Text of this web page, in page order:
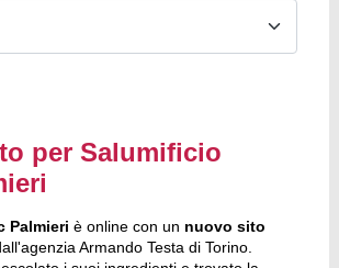
per Salumificio
Palmieri è online con un nuovo sito
Armando Testa di Torino.